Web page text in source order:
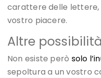
carattere delle
vostro piacere.
Altre
Non esiste però solo
sepoltura a un vostro